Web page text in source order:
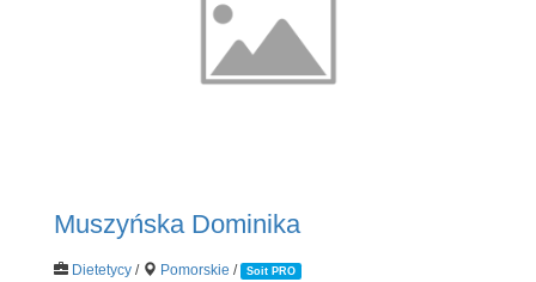
Muszyńska Dominika
Dietetycy/ Pomorskie / Soit PRO